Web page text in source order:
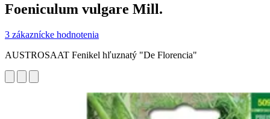
Foeniculum vulgare Mill.
3 zákaznícke hodnotenia
AUSTROSAAT Fenikel hľuznatý "De Florencia"